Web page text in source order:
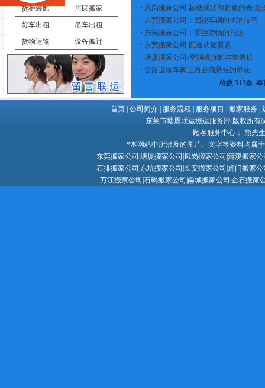
货柜装卸
居民搬家
货车出租
吊车出租
货物运输
设备搬迁
· 凤岗搬家公司:超载现状和超载的表现
· 东莞搬家公司：驾驶车辆的省油技巧
· 东莞搬家公司：零担货物的托运
· 东莞搬家公司:配送功能要素
· 塘厦搬家公司-空调机拆卸与重装机
· 公路运输车辆上路必须悬挂的标志
总数:312条
首页 公司简介 服务流程 服务项目 搬家服务
东莞市塘厦联运搬运服务部 版权所有
顾客服务中心： 熊先
*本网站中所涉及的图片、文字等资料均属
东莞搬家公司 塘厦搬家公司 凤岗搬家公司 清溪搬家公
石排搬家公司|东坑搬家公司|长安搬家公司|虎门搬家
万江搬家公司|石碣搬家公司|南城搬家公司|企石搬家